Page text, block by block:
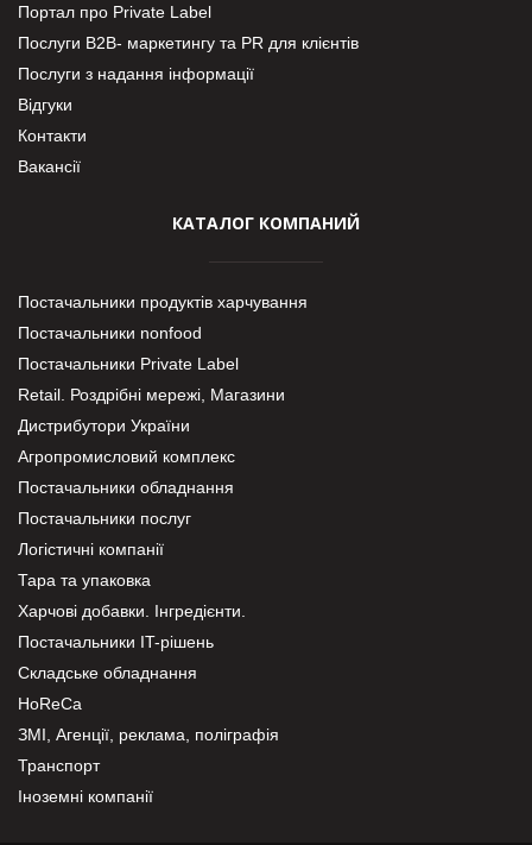
Портал про Private Label
Послуги В2В- маркетингу та PR для клієнтів
Послуги з надання інформації
Відгуки
Контакти
Вакансії
КАТАЛОГ КОМПАНИЙ
Постачальники продуктів харчування
Постачальники nonfood
Постачальники Private Label
Retail. Роздрібні мережі, Магазини
Дистрибутори України
Агропромисловий комплекс
Постачальники обладнання
Постачальники послуг
Логістичні компанії
Тара та упаковка
Харчові добавки. Інгредієнти.
Постачальники IT-рішень
Складське обладнання
HoReCa
ЗМІ, Агенції, реклама, поліграфія
Транспорт
Іноземні компанії